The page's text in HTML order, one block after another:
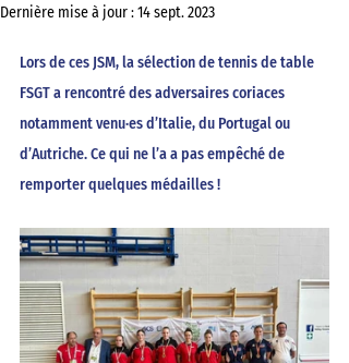
Dernière mise à jour :14 sept. 2023
Lors de ces JSM, la sélection de tennis de table
FSGT a rencontré des adversaires coriaces
notamment venu·es d’Italie, du Portugal ou
d’Autriche. Ce qui ne l’a a pas empêché de
remporter quelques médailles !